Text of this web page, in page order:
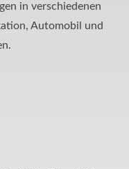
in verschiedenen
Automobil und